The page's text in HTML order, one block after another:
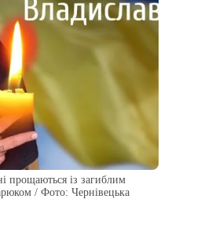
прощаються із загиблим
/ Фото: Чернівецька